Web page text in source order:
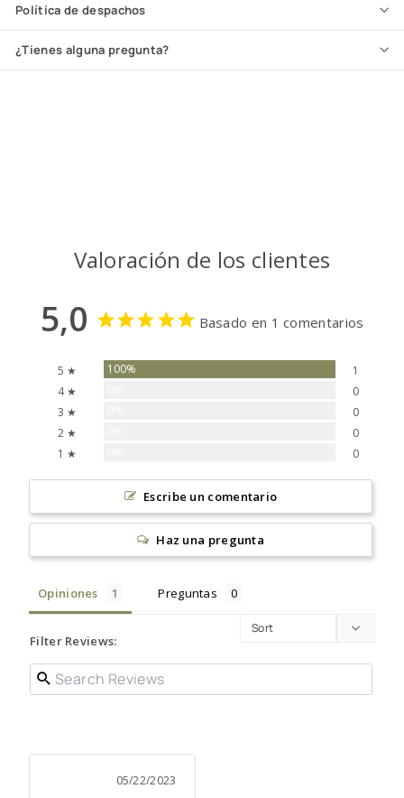
Política de despachos
¿Tienes alguna pregunta?
Valoración de los clientes
5,0 Basado en 1 comentarios
5 ★ 100%
1
4 ★
0
3 ★
0
2 ★
0
1 ★
0
Escribe un comentario
Haz una pregunta
Opiniones Preguntas
Filter Reviews:
05/22/2023